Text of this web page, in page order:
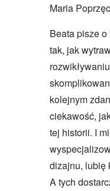
Maria
Beata pisze
tak, jak
kolejnym
ciekawość,
tej historii. I
dizajnu, lubię
A tych